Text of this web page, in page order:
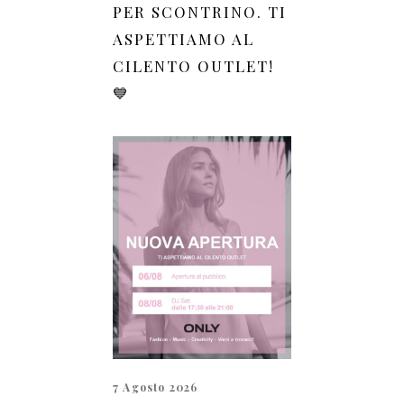
PER SCONTRINO. TI
ASPETTIAMO AL
CILENTO OUTLET!
💙
7 Agosto 2026